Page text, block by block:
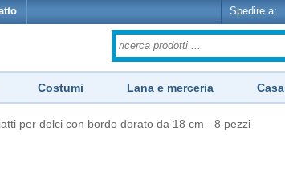
Spedire a:
Costumi Lana e merceria Casa
per dolci con bordo dorato da 18 cm - 8 pezzi